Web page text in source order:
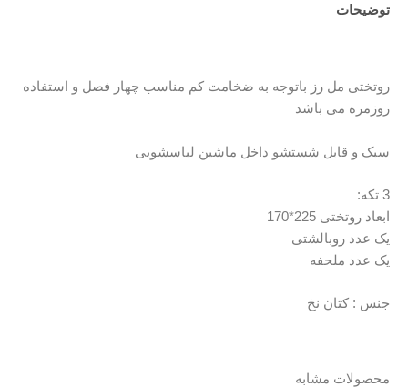
توضیحات
روتختی مل رز باتوجه به ضخامت کم مناسب چهار فصل و استفاده
روزمره می باشد
سبک و قابل شستشو داخل ماشین لباسشویی
3 تکه:
ابعاد روتختی 225*170
یک عدد روبالشتی
یک عدد ملحفه
جنس : کتان نخ
محصولات مشابه